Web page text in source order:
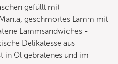
gefüllt mit
geschmortes Lamm mit
Lammsandwiches -
Delikatesse aus
in Öl gebratenes und im